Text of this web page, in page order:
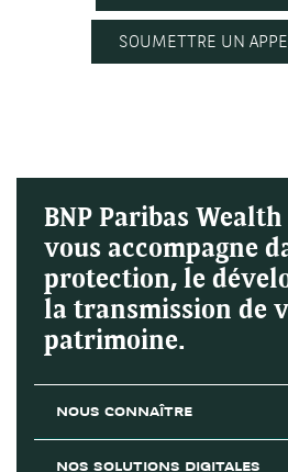
SOUMETTRE UN
BNP Paribas
vous accompagne
protection, le
la transmission de
patrimoine.
NOUS CONNAÎTRE
NOS SOLUTIONS DIGITALES